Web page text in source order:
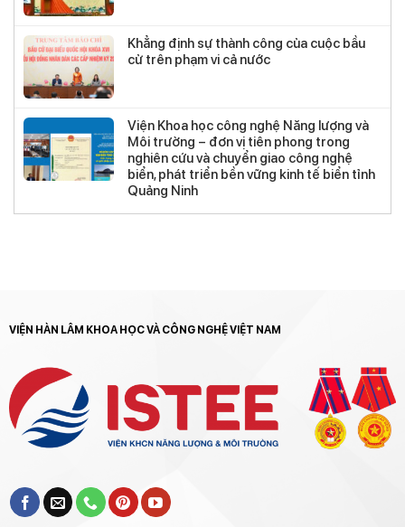
Khẳng định sự thành công của cuộc bầu
cử trên phạm vi cả nước
Viện Khoa học công nghệ Năng lượng và
Môi trường – đơn vị tiên phong trong
nghiên cứu và chuyển giao công nghệ
biển, phát triển bền vững kinh tế biển tỉnh
Quảng Ninh
VIỆN HÀN LÂM KHOA HỌC VÀ CÔNG NGHỆ VIỆT NAM